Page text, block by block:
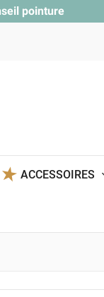
pointure
ACCESSOIRES